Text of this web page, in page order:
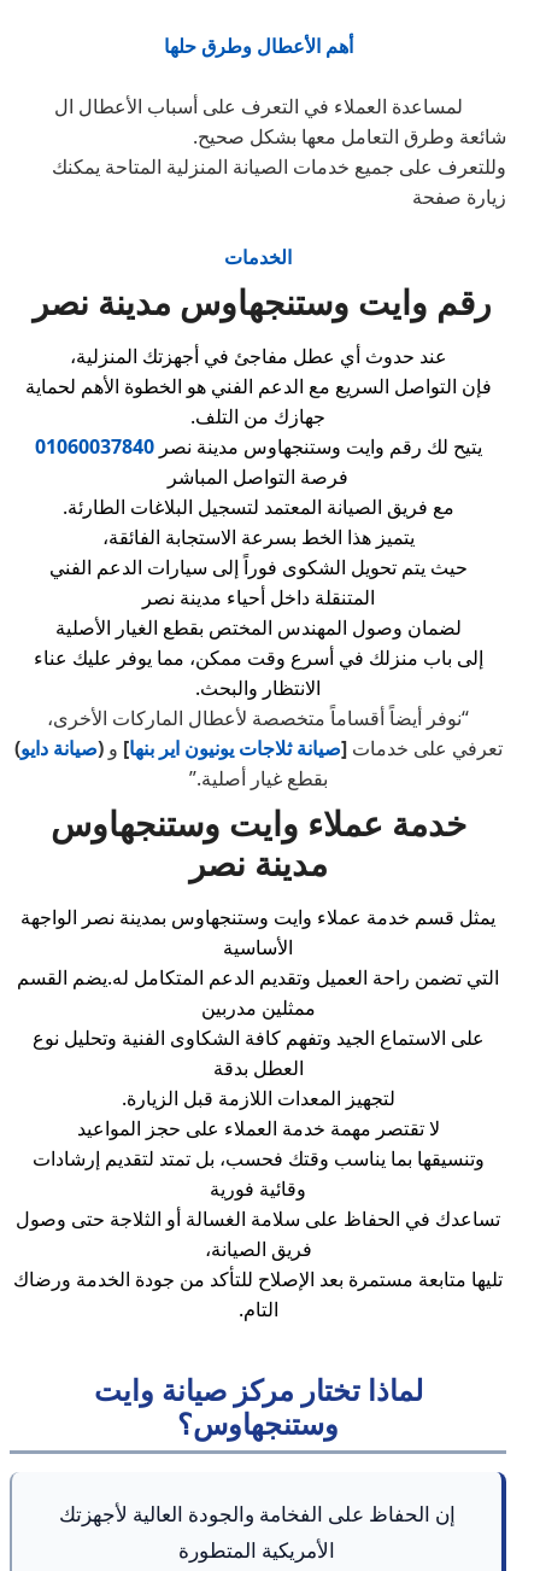
أهم الأعطال وطرق حلها
لمساعدة العملاء في التعرف على أسباب الأعطال ال
شائعة وطرق التعامل معها بشكل صحيح.
وللتعرف على جميع خدمات الصيانة المنزلية المتاحة يمكنك
زيارة صفحة
الخدمات
رقم وايت وستنجهاوس مدينة نصر
عند حدوث أي عطل مفاجئ في أجهزتك المنزلية،
فإن التواصل السريع مع الدعم الفني هو الخطوة الأهم لحماية
جهازك من التلف.
يتيح لك رقم وايت وستنجهاوس مدينة نصر01060037840
فرصة التواصل المباشر
مع فريق الصيانة المعتمد لتسجيل البلاغات الطارئة.
يتميز هذا الخط بسرعة الاستجابة الفائقة،
حيث يتم تحويل الشكوى فوراً إلى سيارات الدعم الفني
المتنقلة داخل أحياء مدينة نصر
لضمان وصول المهندس المختص بقطع الغيار الأصلية
إلى باب منزلك في أسرع وقت ممكن، مما يوفر عليك عناء
الانتظار والبحث.
“نوفر أيضاً أقساماً متخصصة لأعطال الماركات الأخرى،
تعرفي على خدمات[صيانة ثلاجات يونيون اير بنها] و (صيانة دايو)
بقطع غيار أصلية.”
خدمة عملاء وايت وستنجهاوس
مدينة نصر
يمثل قسم خدمة عملاء وايت وستنجهاوس بمدينة نصر الواجهة
الأساسية
التي تضمن راحة العميل وتقديم الدعم المتكامل له.يضم القسم
ممثلين مدربين
على الاستماع الجيد وتفهم كافة الشكاوى الفنية وتحليل نوع
العطل بدقة
لتجهيز المعدات اللازمة قبل الزيارة.
لا تقتصر مهمة خدمة العملاء على حجز المواعيد
وتنسيقها بما يناسب وقتك فحسب، بل تمتد لتقديم إرشادات
وقائية فورية
تساعدك في الحفاظ على سلامة الغسالة أو الثلاجة حتى وصول
فريق الصيانة،
تليها متابعة مستمرة بعد الإصلاح للتأكد من جودة الخدمة ورضاك
التام.
لماذا تختار مركز صيانة وايت
وستنجهاوس؟
إن الحفاظ على الفخامة والجودة العالية لأجهزتك
الأمريكية المتطورة